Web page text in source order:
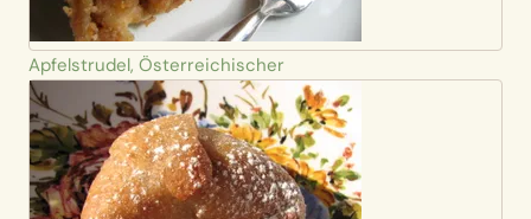
Apfelstrudel, Österreichischer